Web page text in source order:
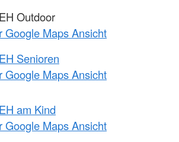
Outdoor
Google Maps Ansicht
Senioren
Google Maps Ansicht
am Kind
Google Maps Ansicht